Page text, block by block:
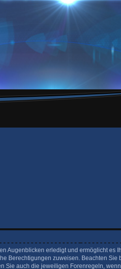
Augenblicken erledigt und ermöglicht es
Berechtigungen zuweisen. Beachten Sie
Sie auch die jeweiligen Forenregeln,